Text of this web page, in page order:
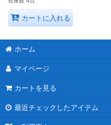
カートに入れる
ホーム
マイページ
カートを見る
最近チェックしたアイテム